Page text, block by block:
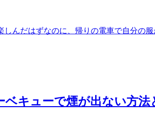
しんだはずなのに、帰りの電車で自分の
ベキューで煙が出ない方法